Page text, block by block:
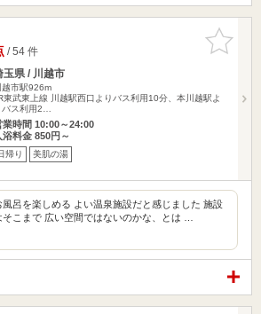
お気に入
りに追加
/ 54 件
玉県 / 川越市
越市駅926m
東武東上線 川越駅西口よりバス利用10分、本川越駅よ
バス利用2…
業時間 10:00～24:00
浴料金 850円～
帰り 美肌の湯
風呂を楽しめる よい温泉施設だと感じました 施設
こまで 広い空間ではないのかな、とは …